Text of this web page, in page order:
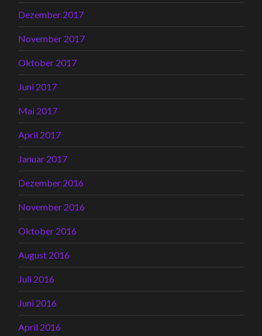
Dezember 2017
November 2017
Oktober 2017
Juni 2017
Mai 2017
April 2017
Januar 2017
Dezember 2016
November 2016
Oktober 2016
August 2016
Juli 2016
Juni 2016
April 2016